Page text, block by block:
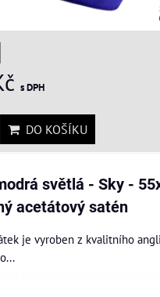
s DPH
DO KOŠÍKU
světlá - Sky -
acetátový satén
je vyroben z kvalitního